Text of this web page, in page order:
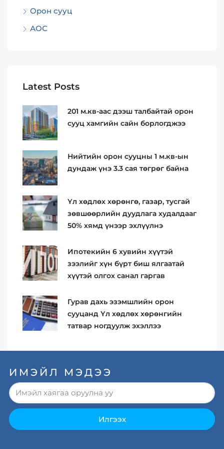
Орон сууц
АОС
Latest Posts
201 м.кв-аас дээш талбайтай орон
сууц хамгийн сайн борлогджээ
Нийтийн орон сууцны 1 м.кв-ын
дундаж үнэ 3.3 сая төгрөг байна
Үл хөдлөх хөрөнгө, газар, тусгай
зөвшөөрлийн дуудлага худалдааг
50% хямд үнээр эхлүүлнэ
Ипотекийн 6 хувийн хүүтэй
зээлийг хүн бүрт биш ялгаатай
хүүтэй олгох санал гаргав
Гурав дахь эзэмшлийн орон
сууцанд Үл хөдлөх хөрөнгийн
татвар ногдуулж эхэллээ
ИМЭЙЛ МЭДЭЭ
Илгээх